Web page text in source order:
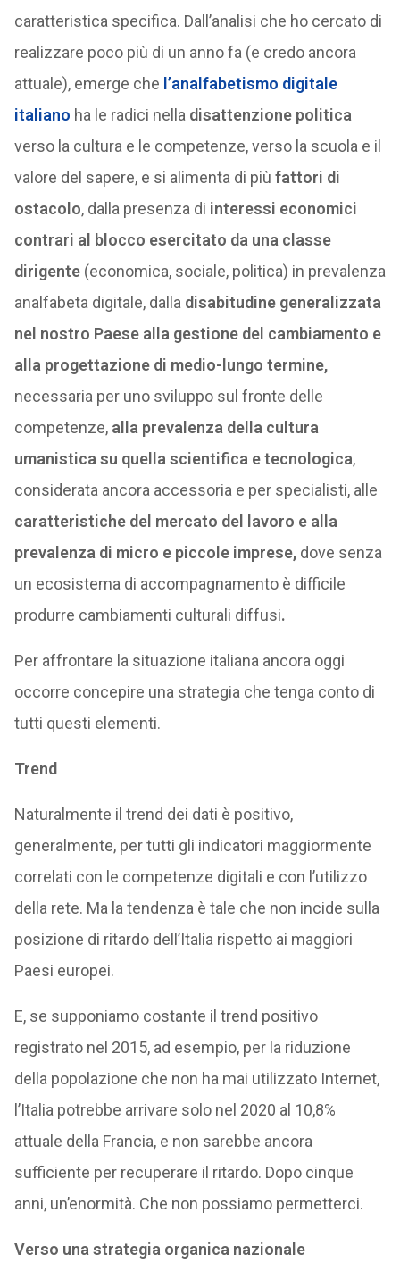
caratteristica specifica. Dall’analisi che ho cercato di
realizzare poco più di un anno fa (e credo ancora
attuale), emerge che l’analfabetismo digitale
italiano ha le radici nella disattenzione politica
verso la cultura e le competenze, verso la scuola e il
valore del sapere, e si alimenta di più fattori di
ostacolo, dalla presenza di interessi economici
contrari al blocco esercitato da una classe
dirigente(economica, sociale, politica) in prevalenza
analfabeta digitale, dalla disabitudine generalizzata
nel nostro Paese alla gestione del cambiamento e
alla progettazione di medio-lungo termine,
necessaria per uno sviluppo sul fronte delle
competenze, alla prevalenza della cultura
umanistica su quella scientifica e tecnologica,
considerata ancora accessoria e per specialisti, alle
caratteristiche del mercato del lavoro e alla
prevalenza di micro e piccole imprese, dove senza
un ecosistema di accompagnamento è difficile
produrre cambiamenti culturali diffusi.
Per affrontare la situazione italiana ancora oggi
occorre concepire una strategia che tenga conto di
tutti questi elementi.
Trend
Naturalmente il trend dei dati è positivo,
generalmente, per tutti gli indicatori maggiormente
correlati con le competenze digitali e con l’utilizzo
della rete. Ma la tendenza è tale che non incide sulla
posizione di ritardo dell’Italia rispetto ai maggiori
Paesi europei.
E, se supponiamo costante il trend positivo
registrato nel 2015, ad esempio, per la riduzione
della popolazione che non ha mai utilizzato Internet,
l’Italia potrebbe arrivare solo nel 2020 al 10,8%
attuale della Francia, e non sarebbe ancora
sufficiente per recuperare il ritardo. Dopo cinque
anni, un’enormità. Che non possiamo permetterci.
Verso una strategia organica nazionale